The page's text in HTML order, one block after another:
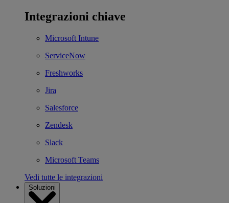
Integrazioni chiave
Microsoft Intune
ServiceNow
Freshworks
Jira
Salesforce
Zendesk
Slack
Microsoft Teams
Vedi tutte le integrazioni
Soluzioni